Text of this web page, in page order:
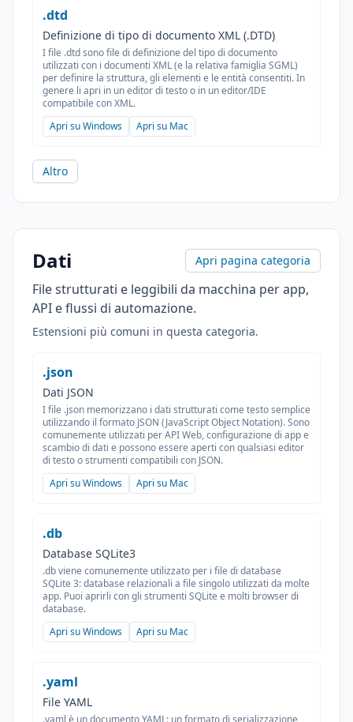
.dtd
Definizione di tipo di documento XML (.DTD)
I file .dtd sono file di definizione del tipo di documento
utilizzati con i documenti XML (e la relativa famiglia SGML)
per definire la struttura, gli elementi e le entità consentiti. In
genere li apri in un editor di testo o in un editor/IDE
compatibile con XML.
Apri su Windows
Apri su Mac
Altro
Dati Apri pagina categoria
File strutturati e leggibili da macchina per app,
API e flussi di automazione.
Estensioni più comuni in questa categoria.
.json
Dati JSON
I file .json memorizzano i dati strutturati come testo semplice
utilizzando il formato JSON (JavaScript Object Notation). Sono
comunemente utilizzati per API Web, configurazione di app e
scambio di dati e possono essere aperti con qualsiasi editor
di testo o strumenti compatibili con JSON.
Apri su Windows
Apri su Mac
.db
Database SQLite3
.db viene comunemente utilizzato per i file di database
SQLite 3: database relazionali a file singolo utilizzati da molte
app. Puoi aprirli con gli strumenti SQLite e molti browser di
database.
Apri su Windows
Apri su Mac
.yaml
File YAML
.yaml è un documento YAML: un formato di serializzazione